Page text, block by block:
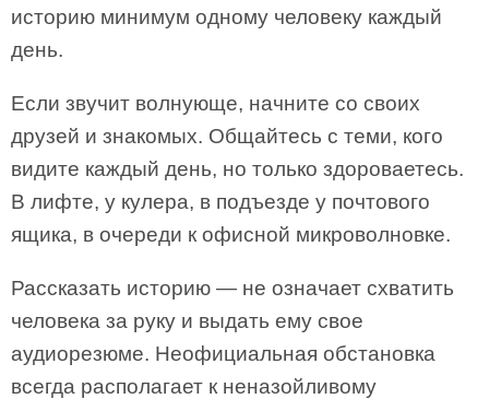
историю минимум одному человеку каждый
день.
Если звучит волнующе, начните со своих
друзей и знакомых. Общайтесь с теми, кого
видите каждый день, но только здороваетесь.
В лифте, у кулера, в подъезде у почтового
ящика, в очереди к офисной микроволновке.
Рассказать историю — не означает схватить
человека за руку и выдать ему свое
аудиорезюме. Неофициальная обстановка
всегда располагает к неназойливому